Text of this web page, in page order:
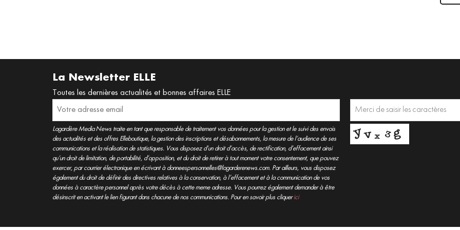
La Newsletter ELLE
Toutes les dernières actualités et bonnes affaires ELLE
Lagardère Media News traite en tant que responsable de traitement vos données pour la gestion et le suivi des envois
des actualités et des offres Elleboutique, la gestion des inscriptions et désabonnements, la mesure de l’audience de ses
communications et la réalisation de statistiques. Vous disposez d’un droit d’accès, de rectification, d’effacement ainsi
qu’un droit de limitation, de portabilité, d’opposition, et du droit de retirer à tout moment votre consentement, que pouvez
exercer, par courrier électronique en écrivant à donneespersonnelles@lagarderenews.com. Par ailleurs, vous disposez
également du droit de définir des directives relatives à la conservation, à l’effacement et à la communication de vos
données à caractère personnel après votre décès à cette meme adresse. Vous pourrez également demander à être
désinscrit en activant le lien figurant dans chacune de nos communications. Pour en savoir plus cliquerici